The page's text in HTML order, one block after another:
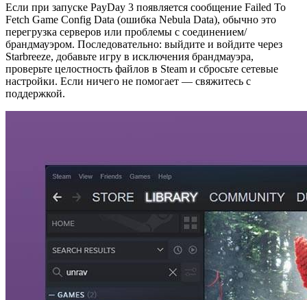
Если при запуске PayDay 3 появляется сообщение Failed To
Fetch Game Config Data (ошибка Nebula Data), обычно это
перегрузка серверов или проблемы с соединением/
брандмауэром. Последовательно: выйдите и войдите через
Starbreeze, добавьте игру в исключения брандмауэра,
проверьте целостность файлов в Steam и сбросьте сетевые
настройки. Если ничего не помогает — свяжитесь с
поддержкой.